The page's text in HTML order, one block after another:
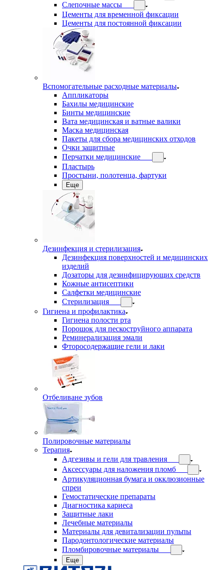
Слепочные массы
Цементы для временной фиксации
Цементы для постоянной фиксации
Вспомогательные расходные материалы
Аппликаторы
Бахилы медицинские
Бинты медицинские
Вата медицинская и ватные валики
Маска медицинская
Пакеты для сбора медицинских отходов
Очки защитные
Перчатки медицинские
Пластырь
Простыни, полотенца, фартуки
Еще
Дезинфекция и стерилизация
Дезинфекция поверхностей и медицинских
изделий
Дозаторы для дезинфицирующих средств
Кожные антисептики
Салфетки медицинские
Стерилизация
Гигиена и профилактика
Гигиена полости рта
Порошок для пескоструйного аппарата
Реминерализация эмали
Фторосодержащие гели и лаки
Отбеливане зубов
Полировочные материалы
Терапия
Адгезивы и гели для травления
Аксессуары для наложения пломб
Артикуляционная бумага и окклюзионные
спреи
Гемостатические препараты
Диагностика кариеса
Защитные лаки
Лечебные материалы
Материалы для девитализации пульпы
Пародонтологические материалы
Пломбировочные материалы
Еще